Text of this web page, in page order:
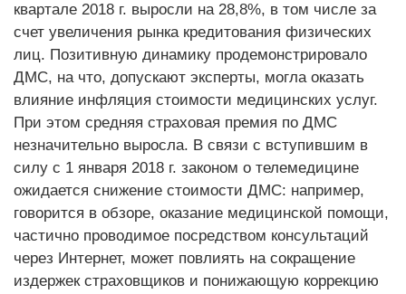
квартале 2018 г. выросли на 28,8%, в том числе за
счет увеличения рынка кредитования физических
лиц. Позитивную динамику продемонстрировало
ДМС, на что, допускают эксперты, могла оказать
влияние инфляция стоимости медицинских услуг.
При этом средняя страховая премия по ДМС
незначительно выросла. В связи с вступившим в
силу с 1 января 2018 г. законом о телемедицине
ожидается снижение стоимости ДМС: например,
говорится в обзоре, оказание медицинской помощи,
частично проводимое посредством консультаций
через Интернет, может повлиять на сокращение
издержек страховщиков и понижающую коррекцию